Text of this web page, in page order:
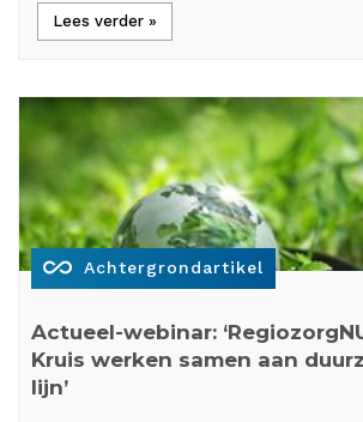
Lees verder »
all_inclusive Achtergrondartikel
Actueel-webinar:
Kruis werken samen aan
lijn’